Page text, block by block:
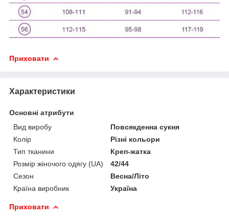
Приховати
Характеристики
Основні атрибути
Вид виробу
Повсякденна сукня
Колір
Різні кольори
Тип тканини
Креп-жатка
Розмір жіночого одягу (UA)
42/44
Сезон
Весна/Літо
Країна виробник
Україна
Приховати